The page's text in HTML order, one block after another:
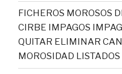
FICHEROS MOROSOS
CIRBE IMPAGOS
QUITAR ELIMINAR
MOROSIDAD LISTADOS